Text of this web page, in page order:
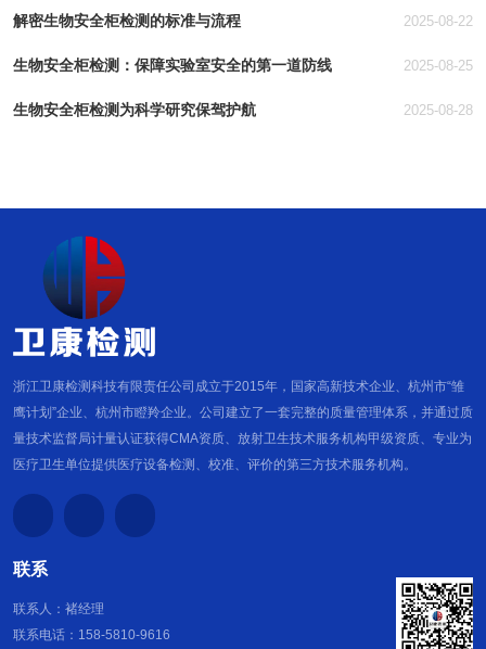
2025-08-22
解密生物安全柜检测的标准与流程
2025-08-25
生物安全柜检测：保障实验室安全的第一道防线
2025-08-28
生物安全柜检测为科学研究保驾护航
浙江卫康检测科技有限责任公司成立于2015年，国家高新技术企业、杭州市“雏
鹰计划”企业、杭州市瞪羚企业。公司建立了一套完整的质量管理体系，并通过质
量技术监督局计量认证获得CMA资质、放射卫生技术服务机构甲级资质、专业为
医疗卫生单位提供医疗设备检测、校准、评价的第三方技术服务机构。
联系
联系人：褚经理
联系电话：158-5810-9616